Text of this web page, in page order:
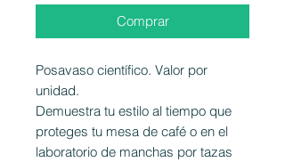
Comprar
Posavaso científico. Valor por
unidad.
Demuestra tu estilo al tiempo que
proteges tu mesa de café o en el
laboratorio de manchas por tazas